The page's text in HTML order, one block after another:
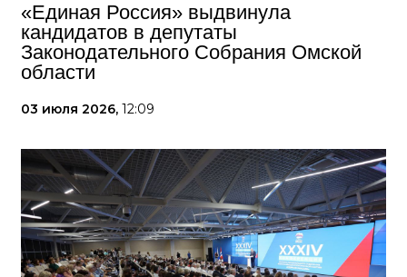
«Единая Россия» выдвинула
кандидатов в депутаты
Законодательного Собрания Омской
области
03 июля 2026, 12:09